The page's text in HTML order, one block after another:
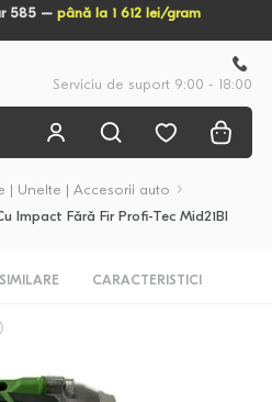
585 – până la 1 612 lei/gram
Serviciu de suport 9:00 - 18:00
| Unelte | Accesorii auto
Impact Fără Fir Profi-Tec Mid21Bl
CARACTERISTICI